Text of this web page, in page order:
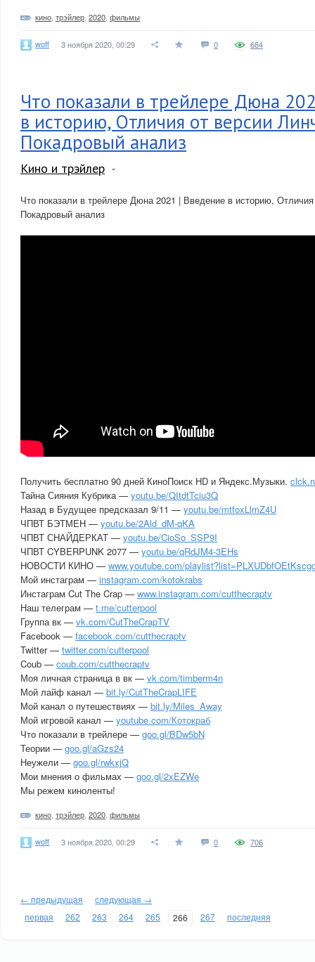
кино трэйлер 2020 фильмы
woff 3 ноября 2020, 00:29 0 684
Что показали в трейлере Дюна
в историю, Отличия от версии
Покадровый анализ
Кино и трэйлер
Что показали в трейлере Дюна 2021 | Введение в историю,
Покадровый анализ
Получить бесплатно 90 дней КиноПоиск HD и Яндекс.Музыки.
Тайна Сияния Кубрика — youtu.be/QItdtTciu3Q
Назад в Будущее предсказал 9/11 — youtu.be/mtfoxLlmZ4U
ЧПВТ БЭТМЕН — youtu.be/2Ald_dM-qKA
ЧПВТ СНАЙДЕРКАТ — youtu.be/CioSo_SSP9I
ЧПВТ CYBERPUNK 2077 — youtu.be/qRdJM4-3EHs
НОВОСТИ КИНО — www.youtube.com/
Мой инстаграм — instagram.com/kotokrabs
Инстаграм Cut The Crap — www.instagram.com/cutthecraptv
Наш телеграм — t.me/cutterpool
Группа вк — vk.com/CutTheCrapTV
Facebook — facebook.com/cutthecraptv
Twitter — twitter.com/cutterpool
Coub — coub.com/cutthecraptv
Моя личная страница в вк — vk.com/timberm4n
Мой лайф канал — bit.ly/CutTheCrapLIFE
Мой канал о путешествиях — bit.ly/Miles_Away
Мой игровой канал — youtube.com/Котокраб
Что показали в трейлере — goo.gl/BDw5bN
Теории — goo.gl/aGzs24
Неужели — goo.gl/rwkxjQ
Мои мнения о фильмах — goo.gl/2xEZWe
Мы режем киноленты!
кино трэйлер 2020 фильмы
woff 3 ноября 2020, 00:29 0 706
← предыдущая
следующая →
первая
262 263 264 265 266 267 последняя